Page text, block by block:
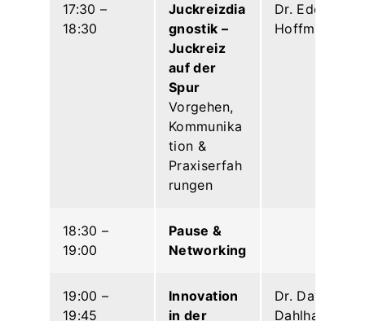
17:30 –
18:30
Juckreizdia
gnostik –
Juckreiz
auf der
Spur
Vorgehen,
Kommunika
tion &
Praxiserfah
rungen
Dr. Edda
Hoffmann
18:30 –
19:00
Pause &
Networking
19:00 –
19:45
Innovation
in der
Dr. David
Dahlhaus